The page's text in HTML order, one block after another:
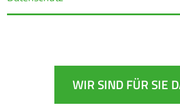
WIR SIND FÜR SIE